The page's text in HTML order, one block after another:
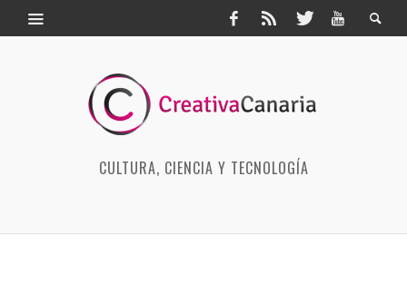
CULTURA, CIENCIA Y TECNOLOGÍA